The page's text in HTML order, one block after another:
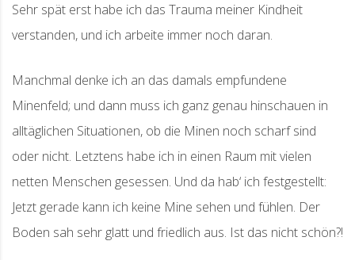
Sehr spät erst habe ich das Trauma meiner Kindheit
verstanden, und ich arbeite immer noch daran.
Manchmal denke ich an das damals empfundene
Minenfeld; und dann muss ich ganz genau hinschauen in
alltäglichen Situationen, ob die Minen noch scharf sind
oder nicht. Letztens habe ich in einen Raum mit vielen
netten Menschen gesessen. Und da hab‘ ich festgestellt:
Jetzt gerade kann ich keine Mine sehen und fühlen. Der
Boden sah sehr glatt und friedlich aus. Ist das nicht schön?!